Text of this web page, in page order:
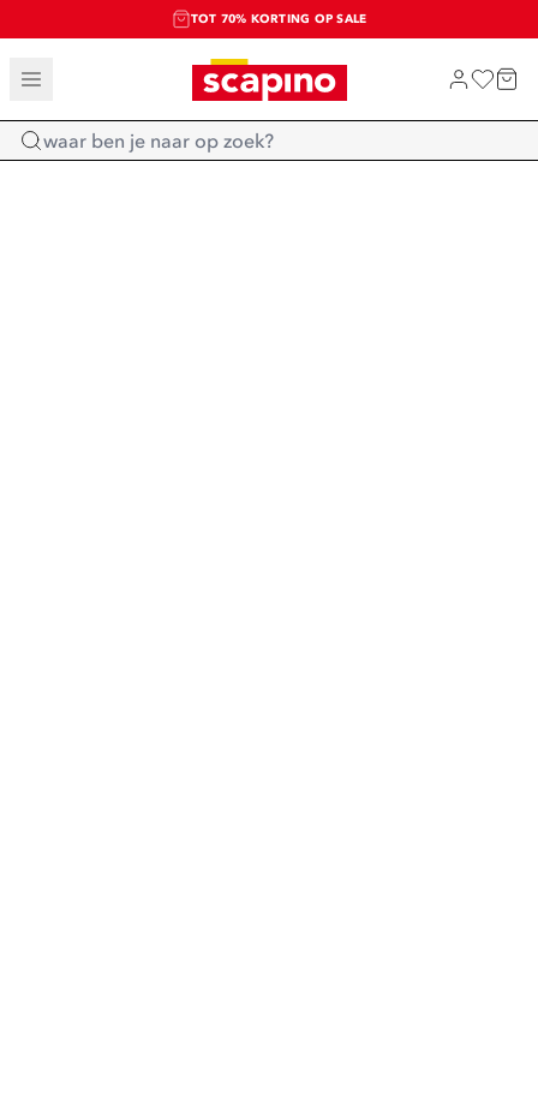
TOT 70% KORTING OP SALE
SALE: LAATSTE KANS!
SHOP NIEUW
Home